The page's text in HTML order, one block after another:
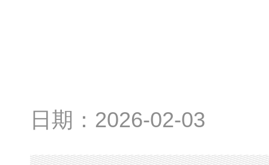
日期： 2026-02-03